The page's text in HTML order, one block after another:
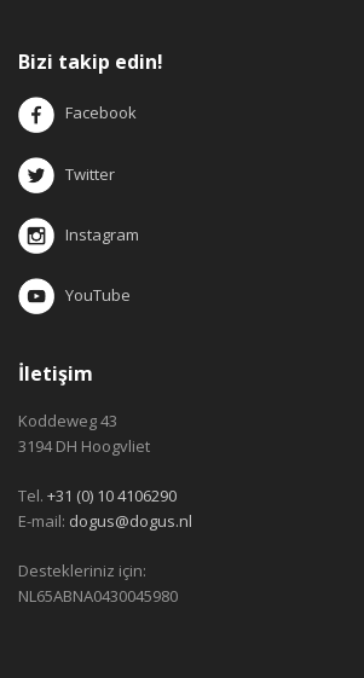
Bizi takip edin!
Facebook
Twitter
Instagram
YouTube
İletişim
Koddeweg 43
3194 DH Hoogvliet
Tel. +31 (0) 10 4106290
E-mail: dogus@dogus.nl
Destekleriniz için:
NL65ABNA0430045980